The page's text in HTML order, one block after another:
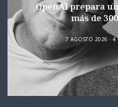
OpenAI prepara
más de
7 AGOSTO 2026 4